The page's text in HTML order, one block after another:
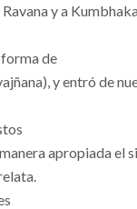
y a
forma de
y entró de
apropiada el